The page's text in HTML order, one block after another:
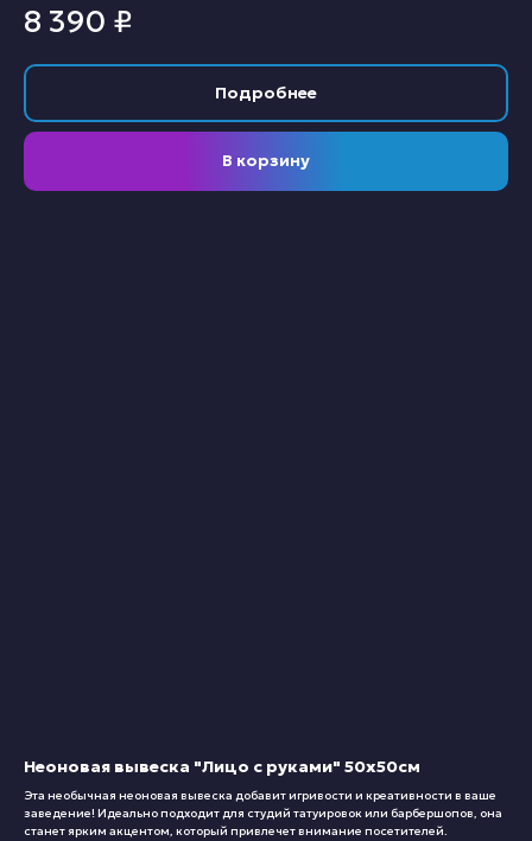
8 390 ₽
Подробнее
В корзину
Неоновая вывеска "Лицо с руками" 50х50см
Эта необычная неоновая вывеска добавит игривости и креативности в ваше
заведение! Идеально подходит для студий татуировок или барбершопов, она
станет ярким акцентом, который привлечет внимание посетителей.